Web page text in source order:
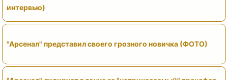
интервью)
"Арсенал" представил своего грозного новичка (ФОТО)